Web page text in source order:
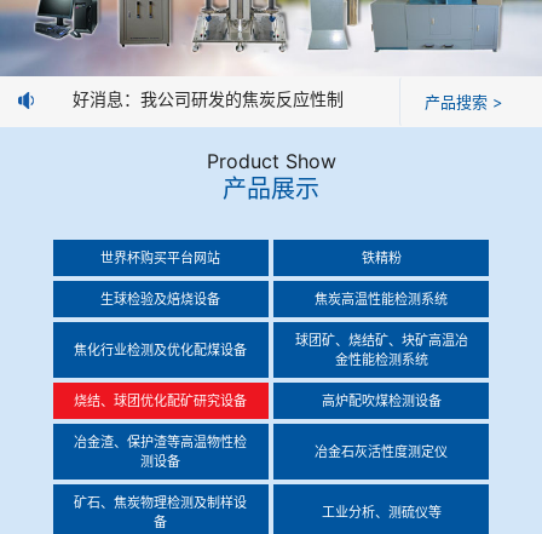
球团矿/烧结矿/块矿高温冶金性能检测系统
烧结/球团优化配矿研究设备
冶金渣、保护渣等高温物性检测设备
矿石、焦炭物理检测及制样设备
工业分析、测硫仪等
企业业绩
技术交流
企业荣誉
世界杯购买平台网站
好消息：我公司研发的焦炭反应性制样系统，全部制样过程机
产品搜索 >
Product Show
产品展示
世界杯购买平台网站 铁精粉
生球检验及焙烧设备 焦炭高温性能检测系统
焦化行业检测及优化配煤设备
球团矿、烧结矿、块矿高温冶
金性能检测系统
烧结、球团优化配矿研究设备 高炉配吹煤检测设备
冶金渣、保护渣等高温物性检
测设备
冶金石灰活性度测定仪
矿石、焦炭物理检测及制样设
备
工业分析、测硫仪等